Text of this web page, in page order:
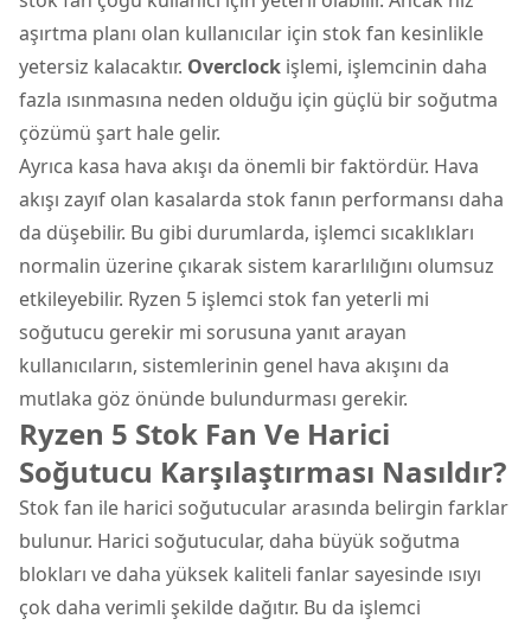
aşırtma planı olan kullanıcılar için stok fan kesinlikle
yetersiz kalacaktır. Overclock işlemi, işlemcinin daha
fazla ısınmasına neden olduğu için güçlü bir soğutma
çözümü şart hale gelir.
Ayrıca kasa hava akışı da önemli bir faktördür. Hava
akışı zayıf olan kasalarda stok fanın performansı daha
da düşebilir. Bu gibi durumlarda, işlemci sıcaklıkları
normalin üzerine çıkarak sistem kararlılığını olumsuz
etkileyebilir. Ryzen 5 işlemci stok fan yeterli mi
soğutucu gerekir mi sorusuna yanıt arayan
kullanıcıların, sistemlerinin genel hava akışını da
mutlaka göz önünde bulundurması gerekir.
Ryzen 5 Stok Fan Ve Harici
Soğutucu Karşılaştırması Nasıldır?
Stok fan ile harici soğutucular arasında belirgin farklar
bulunur. Harici soğutucular, daha büyük soğutma
blokları ve daha yüksek kaliteli fanlar sayesinde ısıyı
çok daha verimli şekilde dağıtır. Bu da işlemci